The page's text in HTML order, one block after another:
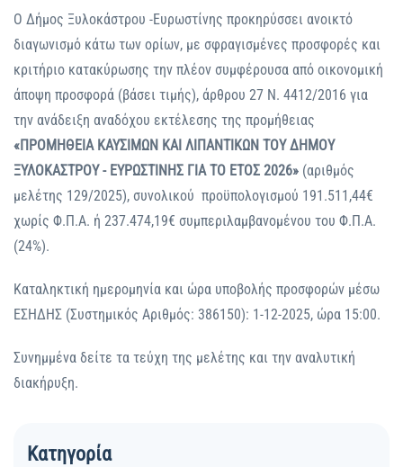
Ο Δήμος Ξυλοκάστρου -Ευρωστίνης προκηρύσσει ανοικτό
διαγωνισμό κάτω των ορίων, με σφραγισμένες προσφορές και
κριτήριο κατακύρωσης την πλέον συμφέρουσα από οικονομική
άποψη προσφορά (βάσει τιμής), άρθρου 27 Ν. 4412/2016 για
την ανάδειξη αναδόχου εκτέλεσης της προμήθειας
«ΠΡΟΜΗΘΕΙΑ ΚΑΥΣΙΜΩΝ ΚΑΙ ΛΙΠΑΝΤΙΚΩΝ ΤΟΥ ΔΗΜΟΥ
ΞΥΛΟΚΑΣΤΡΟΥ - ΕΥΡΩΣΤΙΝΗΣ ΓΙΑ ΤΟ ΕΤΟΣ 2026» (αριθμός
μελέτης 129/2025), συνολικού προϋπολογισμού 191.511,44€
χωρίς Φ.Π.Α. ή 237.474,19€ συμπεριλαμβανομένου του Φ.Π.Α.
(24%).
Καταληκτική ημερομηνία και ώρα υποβολής προσφορών μέσω
ΕΣΗΔΗΣ (Συστημικός Αριθμός: 386150): 1-12-2025, ώρα 15:00.
Συνημμένα δείτε τα τεύχη της μελέτης και την αναλυτική
διακήρυξη.
Κατηγορία